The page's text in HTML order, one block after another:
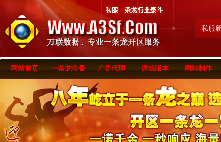
私服
网站首页 一条龙套餐 广告代理 游戏版本 网站制作